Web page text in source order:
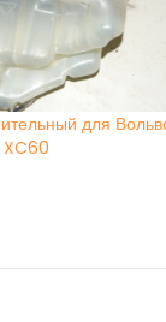
для